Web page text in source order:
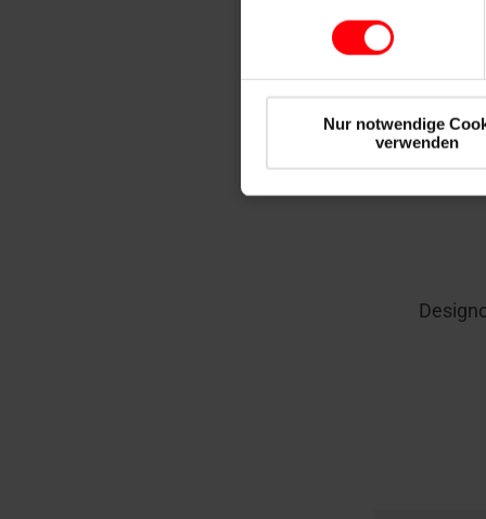
Nur notwendige
verwenden